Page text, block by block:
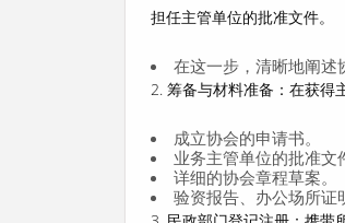
担任主管单位的批准文件。
在这一步，清晰地阐述
2. 筹备与材料准备 ：在获得
成立协会的申请书。
业务主管单位的批准文
详细的协会章程草案。
验资报告、办公场所证